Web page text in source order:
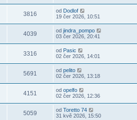
3816 od Dodlof
19 čer 2026, 10:51
4039 od jindra_pompo
03 čer 2026, 20:41
3316 od Pasic
02 čer 2026, 14:01
5691 od pelito
02 čer 2026, 13:18
4151 od opelfo
02 čer 2026, 12:36
5059 od Toretto 74
31 kvě 2026, 15:50